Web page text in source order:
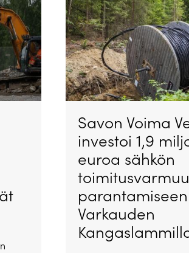
Savon Voima
investoi 1,9
euroa sähkön
parantamiseen
Varkauden